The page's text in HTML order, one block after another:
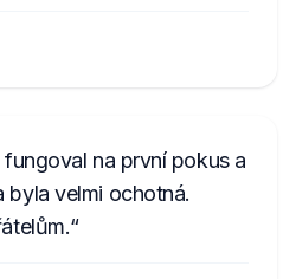
na první pokus a
velmi ochotná.